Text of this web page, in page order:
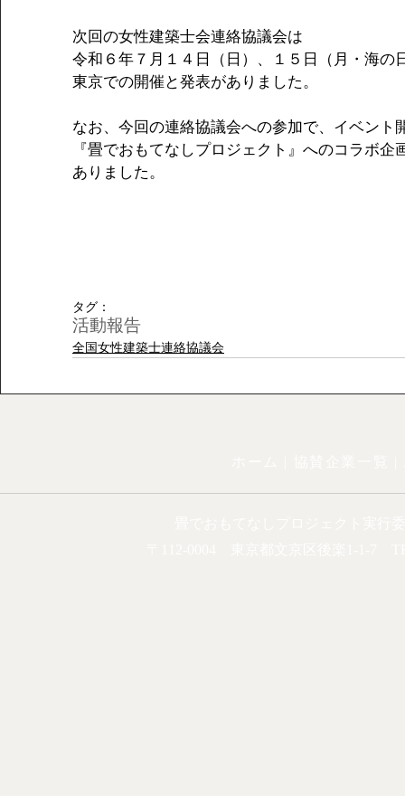
次回の女性建築士会連絡協議会は
令和６年７月１４日（日）、１５日（月・海の
東京での開催と発表がありました。
なお、今回の連絡協議会への参加で、イベント
『畳でおもてなしプロジェクト』へのコラボ
ありました。
タグ：
活動報告
全国女性建築士連絡協議会